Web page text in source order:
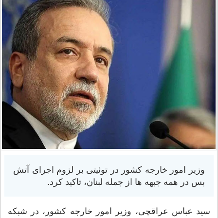
وزیر امور خارجه کشور در توئیتی بر لزوم اجرای آتش
بس در همه جبهه ها از جمله لبنان، تاکید کرد.
سید عباس عراقچی، وزیر امور خارجه کشور، در شبکه